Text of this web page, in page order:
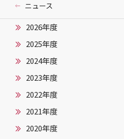
ニュース
2026年度
2025年度
2024年度
2023年度
2022年度
2021年度
2020年度